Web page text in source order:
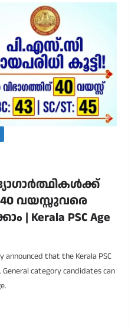
വയസ്സുവരെ
| Kerala PSC Age
announced that the Kerala PSC
category candidates can